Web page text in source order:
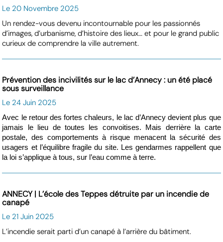
Le 20 Novembre 2025
Un rendez-vous devenu incontournable pour les passionnés
d’images, d’urbanisme, d’histoire des lieux… et pour le grand public
curieux de comprendre la ville autrement.
Prévention des incivilités sur le lac d’Annecy : un été placé
sous surveillance
Le 24 Juin 2025
Avec le retour des fortes chaleurs, le lac d’Annecy devient plus que
jamais le lieu de toutes les convoitises. Mais derrière la carte
postale, des comportements à risque menacent la sécurité des
usagers et l’équilibre fragile du site. Les gendarmes rappellent que
la loi s’applique à tous, sur l’eau comme à terre.
ANNECY | L’école des Teppes détruite par un incendie de
canapé
Le 21 Juin 2025
L’incendie serait parti d’un canapé à l’arrière du bâtiment.